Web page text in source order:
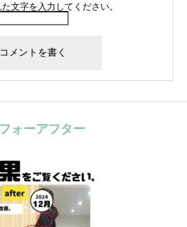
た文字を入力してください。
ォーアフター